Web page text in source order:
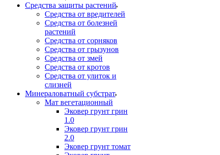
Средства защиты растений
Средства от вредителей
Средства от болезней
растений
Средства от сорняков
Средства от грызунов
Средства от змей
Средства от кротов
Средства от улиток и
слизней
Минераловатный субстрат
Мат вегетационный
Эковер грунт грин
1.0
Эковер грунт грин
2.0
Эковер грунт томат